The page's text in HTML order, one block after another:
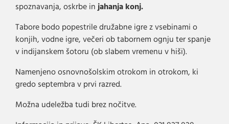
spoznavanja, oskrbe in jahanja konj.
Tabore bodo popestrile družabne igre z vsebinami o
konjih, vodne igre, večeri ob tabornem ognju ter spanje
v indijanskem šotoru (ob slabem vremenu v hiši).
Namenjeno osnovnošolskim otrokom in otrokom, ki
gredo septembra v prvi razred.
Možna udeležba tudi brez nočitve.